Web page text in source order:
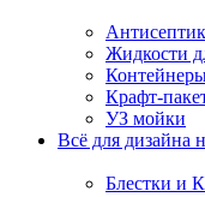
Жидкости
Крафт-
УЗ мойки
Всё для дизайна
Блестки и